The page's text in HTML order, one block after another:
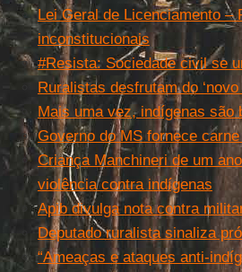
Lei Geral de Licenciamento –
inconstitucionais
#Resista: Sociedade civil se
Ruralistas desfrutam do
Mais uma vez, indígenas são
Governo do MS fornece
Criança Manchineri de um
violência contra indígenas
Apib divulga nota contra
Deputado ruralista sinaliza
“Ameaças e ataques anti-